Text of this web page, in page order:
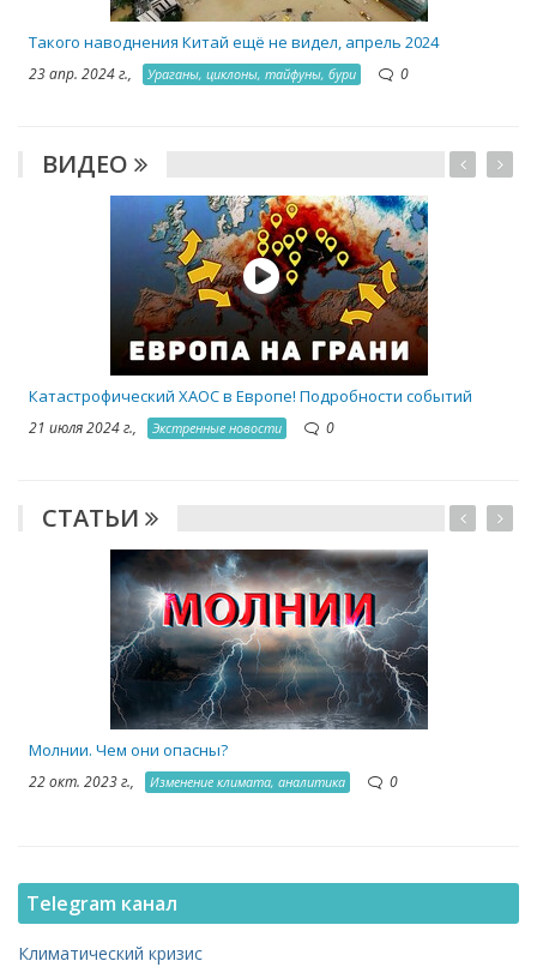
Такого наводнения Китай ещё не видел, апрель 2024
23 апр. 2024 г., Ураганы, циклоны, тайфуны, бури 0
ВИДЕО
Катастрофический ХАОС в Европе! Подробности событий
21 июля 2024 г., Экстренные новости 0
СТАТЬИ
Молнии. Чем они опасны?
22 окт. 2023 г., Изменение климата, аналитика 0
Telegram канал
Климатический кризис